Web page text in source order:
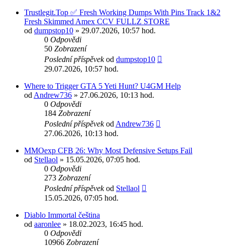
Trustlegit.Top ✅ Fresh Working Dumps With Pins Track 1&2
Fresh Skimmed Amex CCV FULLZ STORE
od dumpstop10 » 29.07.2026, 10:57 hod.
0 Odpovědi
50 Zobrazení
Poslední příspěvekod dumpstop10
29.07.2026, 10:57 hod.
Where to Trigger GTA 5 Yeti Hunt? U4GM Help
od Andrew736 » 27.06.2026, 10:13 hod.
0 Odpovědi
184 Zobrazení
Poslední příspěvekod Andrew736
27.06.2026, 10:13 hod.
MMOexp CFB 26: Why Most Defensive Setups Fail
od Stellaol » 15.05.2026, 07:05 hod.
0 Odpovědi
273 Zobrazení
Poslední příspěvekod Stellaol
15.05.2026, 07:05 hod.
Diablo Immortal čeština
od aaronlee » 18.02.2023, 16:45 hod.
0 Odpovědi
10966 Zobrazení